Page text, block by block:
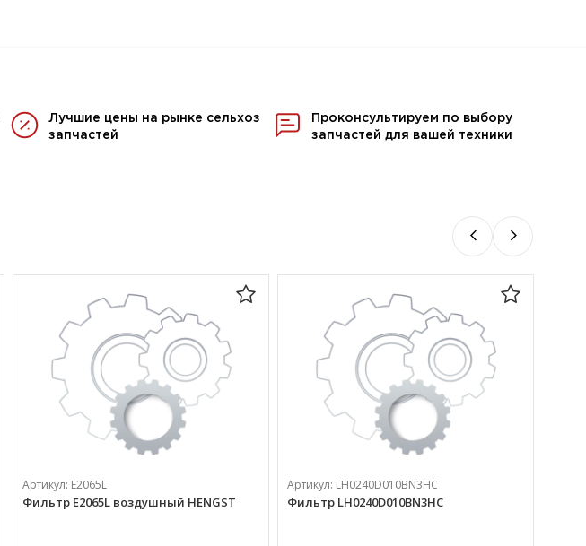
Лучшие цены на рынке сельхоз
запчастей
Проконсультируем по выбору
запчастей для вашей техники
Артикул: E2065L
Фильтр E2065L воздушный HENGST
Артикул: LH0240D010BN3HC
Фильтр LH0240D010BN3HC